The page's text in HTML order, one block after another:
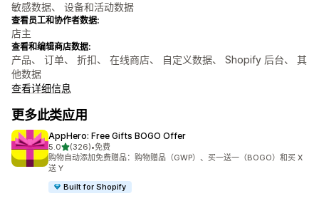
敏感数据、 设备和活动数据
查看员工和协作者数据:
店主
查看和编辑商店数据:
产品、 订单、 折扣、 在线商店、 自定义数据、 Shopify 后台、 其
他数据
查看详细信息
更多此类应用
AppHero: Free Gifts BOGO Offer
5.0星（满分 5 星）
(326)
总共 326 条评论
•免费
购物自动添加免费赠品：购物赠品（GWP）、买一送一（BOGO）和买 X
送 Y
Built for Shopify